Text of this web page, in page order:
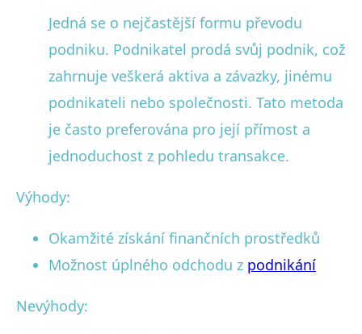
Jedná se o nejčastější formu převodu
podniku. Podnikatel prodá svůj podnik, což
zahrnuje veškerá aktiva a závazky, jinému
podnikateli nebo společnosti. Tato metoda
je často preferována pro její přímost a
jednoduchost z pohledu transakce.
Výhody:
Okamžité získání finančních prostředků
Možnost úplného odchodu z podnikání
Nevýhody: